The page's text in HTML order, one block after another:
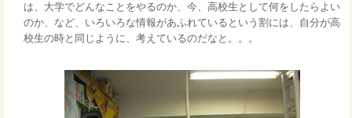
は、大学でどんなことをやるのか、今、高校生として何をしたらよい
のか、など、いろいろな情報があふれているという割には、自分が高
校生の時と同じように、考えているのだなと。。。